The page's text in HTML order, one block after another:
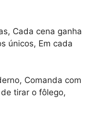
Cada cena ganha
únicos, Em cada
Comanda com
tirar o fôlego,